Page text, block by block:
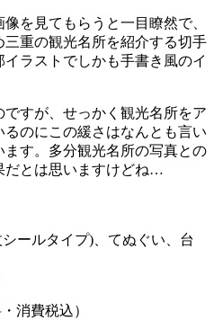
を見てもらうと一目瞭然で、
重の観光名所を紹介する切手
ラストでしかも手書き風のイ
すが、せっかく観光名所をア
のにこの緩さはなんとも言い
す。多分観光名所の写真との
だとは思いますけどね…
シールタイプ)、てぬぐい、台
消費税込）